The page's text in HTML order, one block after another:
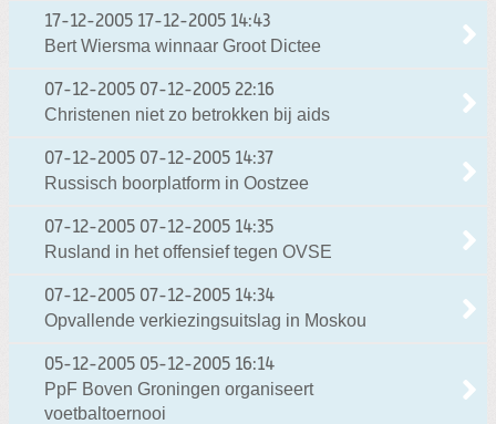
17-12-2005 17-12-2005 14:43
Bert Wiersma winnaar Groot Dictee
07-12-2005 07-12-2005 22:16
Christenen niet zo betrokken bij aids
07-12-2005 07-12-2005 14:37
Russisch boorplatform in Oostzee
07-12-2005 07-12-2005 14:35
Rusland in het offensief tegen OVSE
07-12-2005 07-12-2005 14:34
Opvallende verkiezingsuitslag in Moskou
05-12-2005 05-12-2005 16:14
PpF Boven Groningen organiseert
voetbaltoernooi